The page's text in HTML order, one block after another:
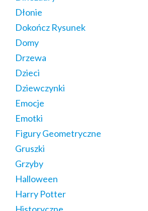
Dłonie
Dokończ Rysunek
Domy
Drzewa
Dzieci
Dziewczynki
Emocje
Emotki
Figury Geometryczne
Gruszki
Grzyby
Halloween
Harry Potter